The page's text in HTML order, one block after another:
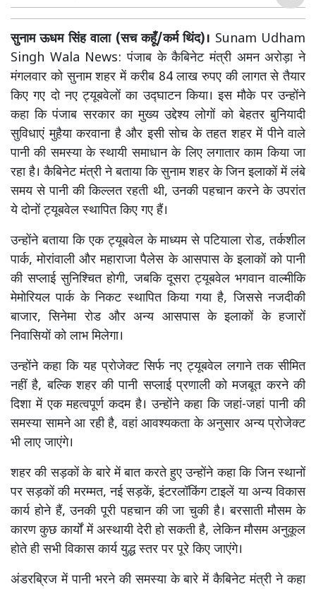
सुनाम ऊधम सिंह वाला (सच कहूँ/कर्म थिंद)। Sunam Udham
Singh Wala News: पंजाब के कैबिनेट मंत्री अमन अरोड़ा ने
मंगलवार को सुनाम शहर में करीब 84 लाख रुपए की लागत से तैयार
किए गए दो नए ट्यूबवेलों का उद्घाटन किया। इस मौके पर उन्होंने
कहा कि पंजाब सरकार का मुख्य उद्देश्य लोगों को बेहतर बुनियादी
सुविधाएं मुहैया करवाना है और इसी सोच के तहत शहर में पीने वाले
पानी की समस्या के स्थायी समाधान के लिए लगातार काम किया जा
रहा है। कैबिनेट मंत्री ने बताया कि सुनाम शहर के जिन इलाकों में लंबे
समय से पानी की किल्लत रहती थी, उनकी पहचान करने के उपरांत
ये दोनों ट्यूबवेल स्थापित किए गए हैं।
उन्होंने बताया कि एक ट्यूबवेल के माध्यम से पटियाला रोड, तर्कशील
पार्क, मोरांवाली और महाराजा पैलेस के आसपास के इलाकों को पानी
की सप्लाई सुनिश्चित होगी, जबकि दूसरा ट्यूबवेल भगवान वाल्मीकि
मेमोरियल पार्क के निकट स्थापित किया गया है, जिससे नजदीकी
बाजार, सिनेमा रोड और अन्य आसपास के इलाकों के हजारों
निवासियों को लाभ मिलेगा।
उन्होंने कहा कि यह प्रोजेक्ट सिर्फ नए ट्यूबवेल लगाने तक सीमित
नहीं है, बल्कि शहर की पानी सप्लाई प्रणाली को मजबूत करने की
दिशा में एक महत्वपूर्ण कदम है। उन्होंने कहा कि जहां-जहां पानी की
समस्या सामने आ रही है, वहां आवश्यकता के अनुसार अन्य प्रोजेक्ट
भी लाए जाएंगे।
शहर की सड़कों के बारे में बात करते हुए उन्होंने कहा कि जिन स्थानों
पर सड़कों की मरम्मत, नई सड़कें, इंटरलॉकिंग टाइलें या अन्य विकास
कार्य होने हैं, उनकी पूरी पहचान की जा चुकी है। बरसाती मौसम के
कारण कुछ कार्यों में अस्थायी देरी हो सकती है, लेकिन मौसम अनुकूल
होते ही सभी विकास कार्य युद्ध स्तर पर पूरे किए जाएंगे।
अंडरब्रिज में पानी भरने की समस्या के बारे में कैबिनेट मंत्री ने कहा